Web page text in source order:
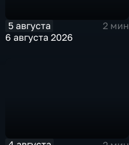
5 августа
2 мин
6 августа 2026